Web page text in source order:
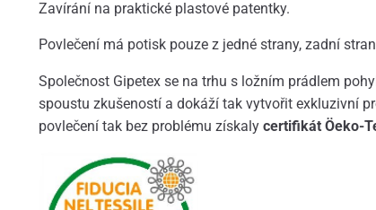
Zavírání na praktické plastové patentky.
Povlečení má potisk pouze z jedné strany, zadní
Společnost Gipetex se na trhu s ložním prádlem
spoustu zkušeností a dokáží tak vytvořit exkluzivní
povlečení tak bez problému získaly certifikát Öeko-